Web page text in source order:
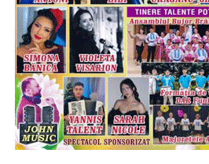
de mâine”, se mai menționează
presă transmis de PSD
Urmărește Incomod Media și pe
RECLAMA